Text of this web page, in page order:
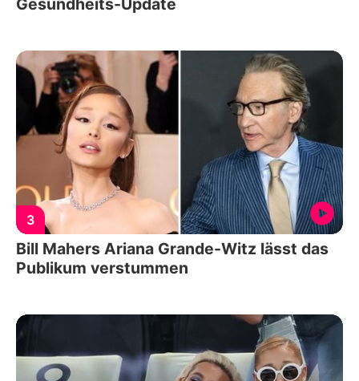
Gesundheits-Update
3
Bill Mahers Ariana Grande-Witz lässt das
Publikum verstummen